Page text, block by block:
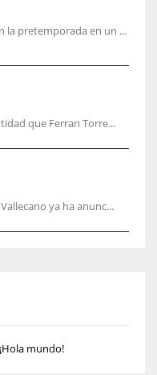
la pretemporada en un ...
que Ferran Torre...
ya ha anunc...
¡Hola mundo!